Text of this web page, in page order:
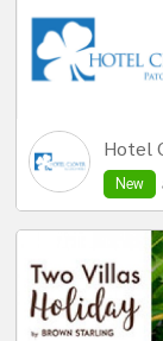
Hotel
New